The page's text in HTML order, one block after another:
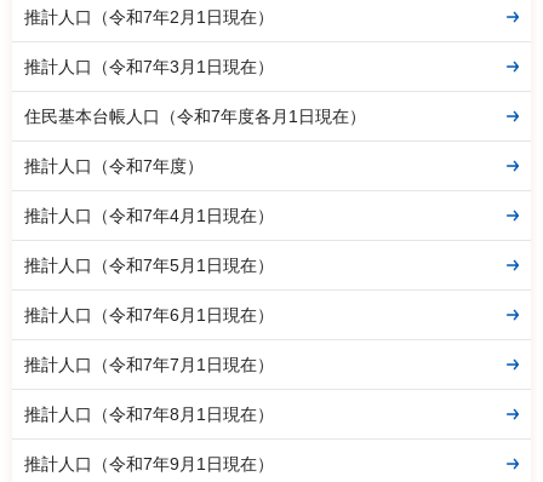
推計人口（令和7年2月1日現在）
推計人口（令和7年3月1日現在）
住民基本台帳人口（令和7年度各月1日現在）
推計人口（令和7年度）
推計人口（令和7年4月1日現在）
推計人口（令和7年5月1日現在）
推計人口（令和7年6月1日現在）
推計人口（令和7年7月1日現在）
推計人口（令和7年8月1日現在）
推計人口（令和7年9月1日現在）